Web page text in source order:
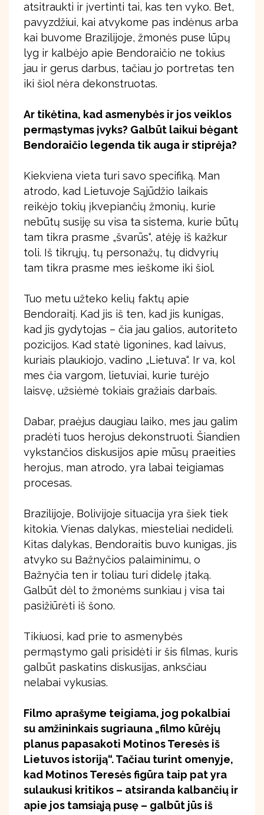
atsitraukti ir įvertinti tai, kas ten vyko. Bet,
pavyzdžiui, kai atvykome pas indėnus arba
kai buvome Brazilijoje, žmonės puse lūpų
lyg ir kalbėjo apie Bendoraičio ne tokius
jau ir gerus darbus, tačiau jo portretas ten
iki šiol nėra dekonstruotas.
Ar tikėtina, kad asmenybės ir jos veiklos
permąstymas įvyks? Galbūt laikui bėgant
Bendoraičio legenda tik auga ir stiprėja?
Kiekviena vieta turi savo specifiką. Man
atrodo, kad Lietuvoje Sąjūdžio laikais
reikėjo tokių įkvepiančių žmonių, kurie
nebūtų susiję su visa ta sistema, kurie būtų
tam tikra prasme „švarūs“, atėję iš kažkur
toli. Iš tikrųjų, tų personažų, tų didvyrių
tam tikra prasme mes ieškome iki šiol.
Tuo metu užteko kelių faktų apie
Bendoraitį. Kad jis iš ten, kad jis kunigas,
kad jis gydytojas – čia jau galios, autoriteto
pozicijos. Kad statė ligonines, kad laivus,
kuriais plaukiojo, vadino „Lietuva“. Ir va, kol
mes čia vargom, lietuviai, kurie turėjo
laisvę, užsiėmė tokiais gražiais darbais.
Dabar, praėjus daugiau laiko, mes jau galim
pradėti tuos herojus dekonstruoti. Šiandien
vykstančios diskusijos apie mūsų praeities
herojus, man atrodo, yra labai teigiamas
procesas.
Brazilijoje, Bolivijoje situacija yra šiek tiek
kitokia. Vienas dalykas, miesteliai nedideli.
Kitas dalykas, Bendoraitis buvo kunigas, jis
atvyko su Bažnyčios palaiminimu, o
Bažnyčia ten ir toliau turi didelę įtaką.
Galbūt dėl to žmonėms sunkiau į visa tai
pasižiūrėti iš šono.
Tikiuosi, kad prie to asmenybės
permąstymo gali prisidėti ir šis filmas, kuris
galbūt paskatins diskusijas, anksčiau
nelabai vykusias.
Filmo aprašyme teigiama, jog pokalbiai
su amžininkais sugriauna „filmo kūrėjų
planus papasakoti Motinos Teresės iš
Lietuvos istoriją“. Tačiau turint omenyje,
kad Motinos Teresės figūra taip pat yra
sulaukusi kritikos – atsiranda kalbančių ir
apie jos tamsiąją pusę – galbūt jūs iš